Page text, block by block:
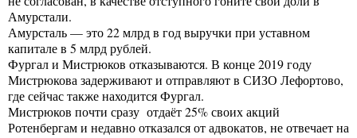
Амурстали.
Амурсталь — это 22 млрд в год выручки при уставном
капитале в 5 млрд рублей.
Фургал и Мистрюков отказываются. В конце 2019 году
Мистрюкова задерживают и отправляют в СИЗО Лефортово,
где сейчас также находится Фургал.
Мистрюков почти сразу отдаёт 25% своих акций
Ротенбергам и недавно отказался от адвокатов, не отвечает на